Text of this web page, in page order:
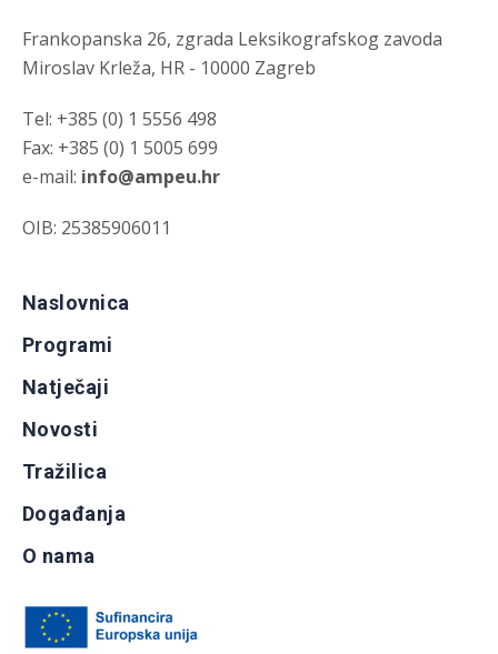
Frankopanska 26, zgrada Leksikografskog zavoda
Miroslav Krleža, HR - 10000 Zagreb
Tel: +385 (0) 1 5556 498
Fax: +385 (0) 1 5005 699
e-mail: info@ampeu.hr
OIB: 25385906011
Naslovnica
Programi
Natječaji
Novosti
Tražilica
Događanja
O nama